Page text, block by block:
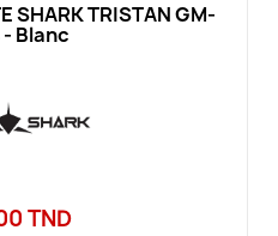
SHARK TRISTAN GM-
Blanc
TND